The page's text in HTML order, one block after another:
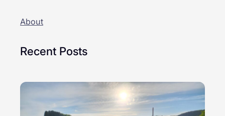
About
Recent Posts